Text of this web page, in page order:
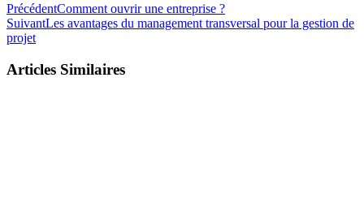
PrécédentComment ouvrir une entreprise ?
SuivantLes avantages du management transversal pour la gestion de
projet
Articles Similaires